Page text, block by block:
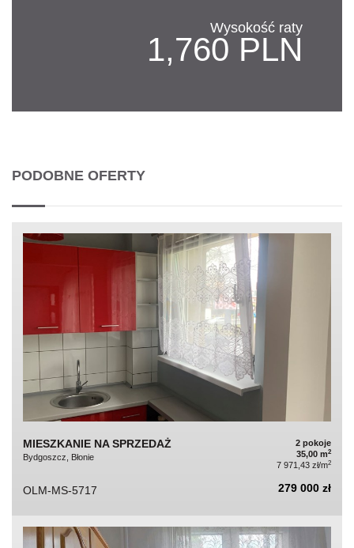
Wysokość raty
1,760 PLN
PODOBNE OFERTY
MIESZKANIE NA SPRZEDAŻ
Bydgoszcz, Błonie
2 pokoje
35,00 m2
7 971,43 zł/m2
OLM-MS-5717 279 000 zł